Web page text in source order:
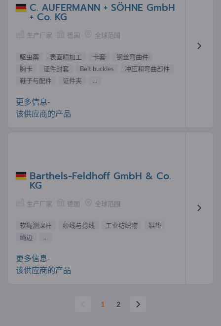
C. AUFERMANN + SÖHNE GmbH
+ Co. KG
生产厂家 德国 全球范围
駆虫薬 表面精加工 卡套
钢丝弯曲件
胸卡
证件封套 Belt buckles
冲压和弯曲部件
鞋子与配件
证件夹 ...
更多信息-
该供应商的产品
Barthels-Feldhoff GmbH & Co.
KG
生产厂家 德国 全球范围
软绳测深杆 纱线与捻线 工业纺织物
鞋垫
绳边
...
更多信息-
该供应商的产品
1 2